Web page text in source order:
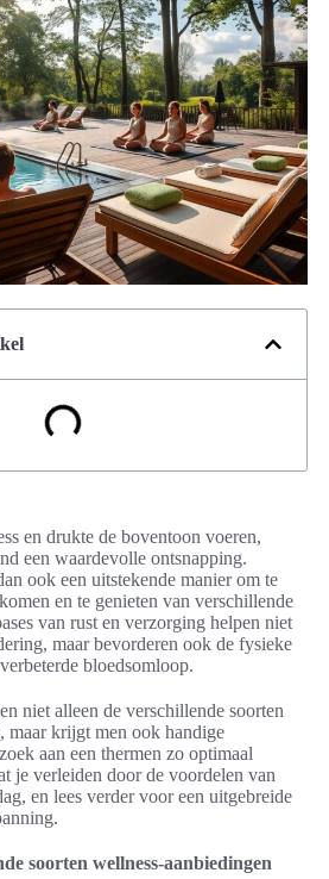
en drukte de boventoon voeren,
een waardevolle ontsnapping.
ook een uitstekende manier om te
en te genieten van verschillende
van rust en verzorging helpen niet
maar bevorderen ook de fysieke
bloedsomloop.
niet alleen de verschillende soorten
maar krijgt men ook handige
aan een thermen zo optimaal
je verleiden door de voordelen van
en lees verder voor een uitgebreide
soorten wellness-aanbiedingen